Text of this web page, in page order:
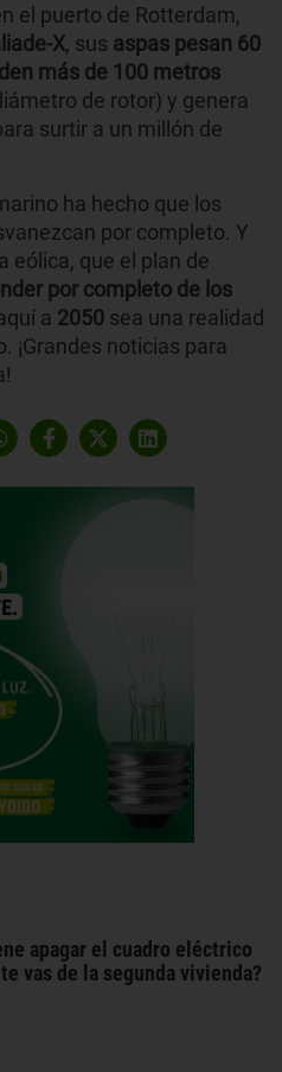
el puerto de Rotterdam,
X, sus aspas pesan 60
más de 100 metros
de rotor) y genera
surtir a un millón de
ha hecho que los
por completo. Y
eólica, que el plan de
por completo de los
a 2050 sea una realidad
¡Grandes noticias para
apagar el cuadro eléctrico
vas de la segunda vivienda?